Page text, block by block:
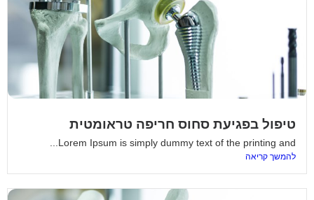
טיפול בפגיעת סחוס חריפה טראומטית
Lorem Ipsum is simply dummy text of the printing and...
להמשך קריאה